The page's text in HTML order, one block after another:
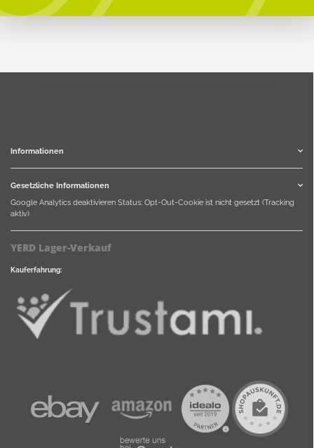
Informationen
Gesetzliche Informationen
Google Analytics deaktivieren Status: Opt-Out-Cookie ist nicht gesetzt (Tracking
aktiv)
YERD Lager-Verkauf
Kauferfahrung: